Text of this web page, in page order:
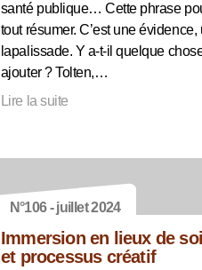
santé publique… Cette phrase
tout résumer. C’est une évidence,
lapalissade. Y a-t-il quelque
ajouter ? Tolten,…
Lire la suite
N°106 - juillet 2024
Immersion en lieux de
et processus créatif